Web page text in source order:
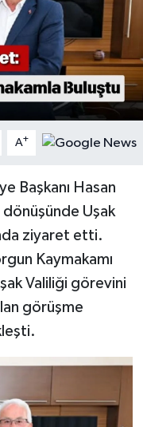
A+
Başkanı Hasan
Uşak
ziyaret etti.
Kaymakamı
Valiliği görevini
görüşme